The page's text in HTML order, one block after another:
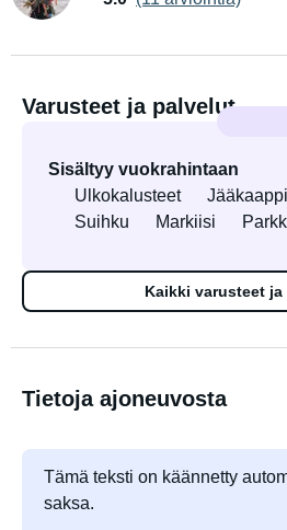
Varusteet ja palvelut
Sisältyy vuokrahintaan
Ulkokalusteet
Jääkaappi
Suihku
Markiisi
Kaikki varusteet
Tietoja ajoneuvosta
Tämä teksti on käännetty
saksa.